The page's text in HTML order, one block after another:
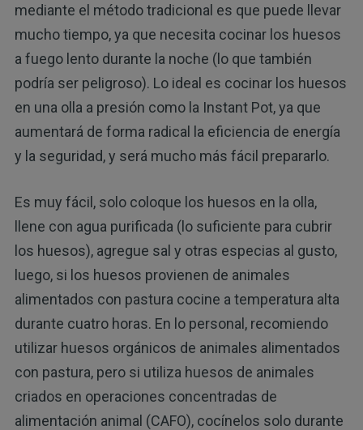
mediante el método tradicional es que puede llevar
mucho tiempo, ya que necesita cocinar los huesos
a fuego lento durante la noche (lo que también
podría ser peligroso). Lo ideal es cocinar los huesos
en una olla a presión como la Instant Pot, ya que
aumentará de forma radical la eficiencia de energía
y la seguridad, y será mucho más fácil prepararlo.
Es muy fácil, solo coloque los huesos en la olla,
llene con agua purificada (lo suficiente para cubrir
los huesos), agregue sal y otras especias al gusto,
luego, si los huesos provienen de animales
alimentados con pastura cocine a temperatura alta
durante cuatro horas. En lo personal, recomiendo
utilizar huesos orgánicos de animales alimentados
con pastura, pero si utiliza huesos de animales
criados en operaciones concentradas de
alimentación animal (CAFO), cocínelos solo durante